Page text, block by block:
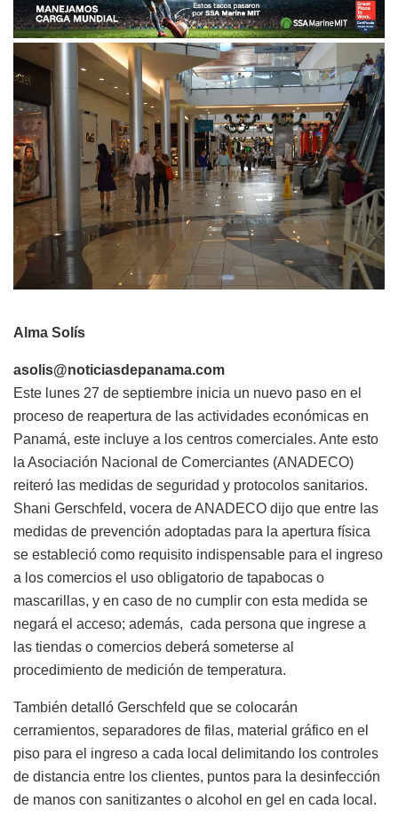
Alma Solís
asolis@noticiasdepanama.com
Este lunes 27 de septiembre inicia un nuevo paso en el
proceso de reapertura de las actividades económicas en
Panamá, este incluye a los centros comerciales. Ante esto
la Asociación Nacional de Comerciantes (ANADECO)
reiteró las medidas de seguridad y protocolos sanitarios.
Shani Gerschfeld, vocera de ANADECO dijo que entre las
medidas de prevención adoptadas para la apertura física
se estableció como requisito indispensable para el ingreso
a los comercios el uso obligatorio de tapabocas o
mascarillas, y en caso de no cumplir con esta medida se
negará el acceso; además, cada persona que ingrese a
las tiendas o comercios deberá someterse al
procedimiento de medición de temperatura.
También detalló Gerschfeld que se colocarán
cerramientos, separadores de filas, material gráfico en el
piso para el ingreso a cada local delimitando los controles
de distancia entre los clientes, puntos para la desinfección
de manos con sanitizantes o alcohol en gel en cada local.